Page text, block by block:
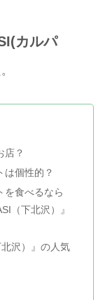
カルパ
店？
は個性的？
を食べるなら
（下北沢）』
沢）』の人気